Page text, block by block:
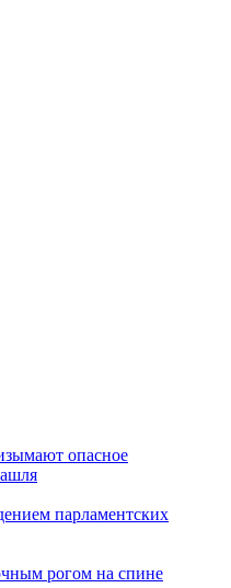
опасное
парламентских
рогом на спине